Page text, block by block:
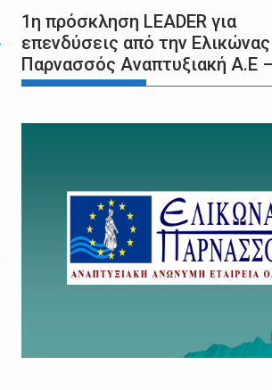
1η πρόσκληση LEADER για
επενδύσεις από την
Παρνασσός Αναπτυξιακή Α.Ε